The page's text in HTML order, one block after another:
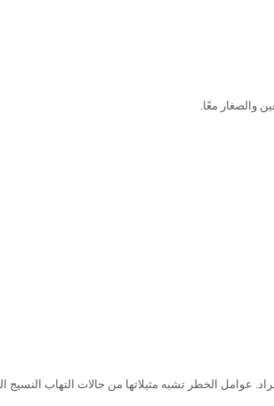
والصغار معًا.
عوامل الخطر تشبه مثيلاتها من حالات التهاب النسيج